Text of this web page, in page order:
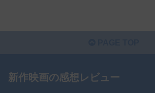
新作映画の感想レビュー